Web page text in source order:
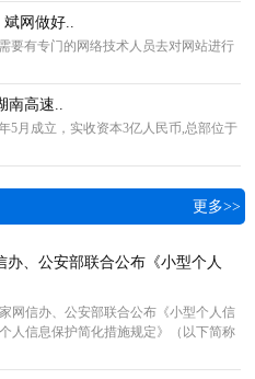
网做好..
要有专门的网络技术人员去对网站进行
高速..
5月成立，实收资本3亿人民币,总部位于
更多>>
办、公安部联合公布《小型个人
网信办、公安部联合公布《小型个人信
人信息保护简化措施规定》（以下简称